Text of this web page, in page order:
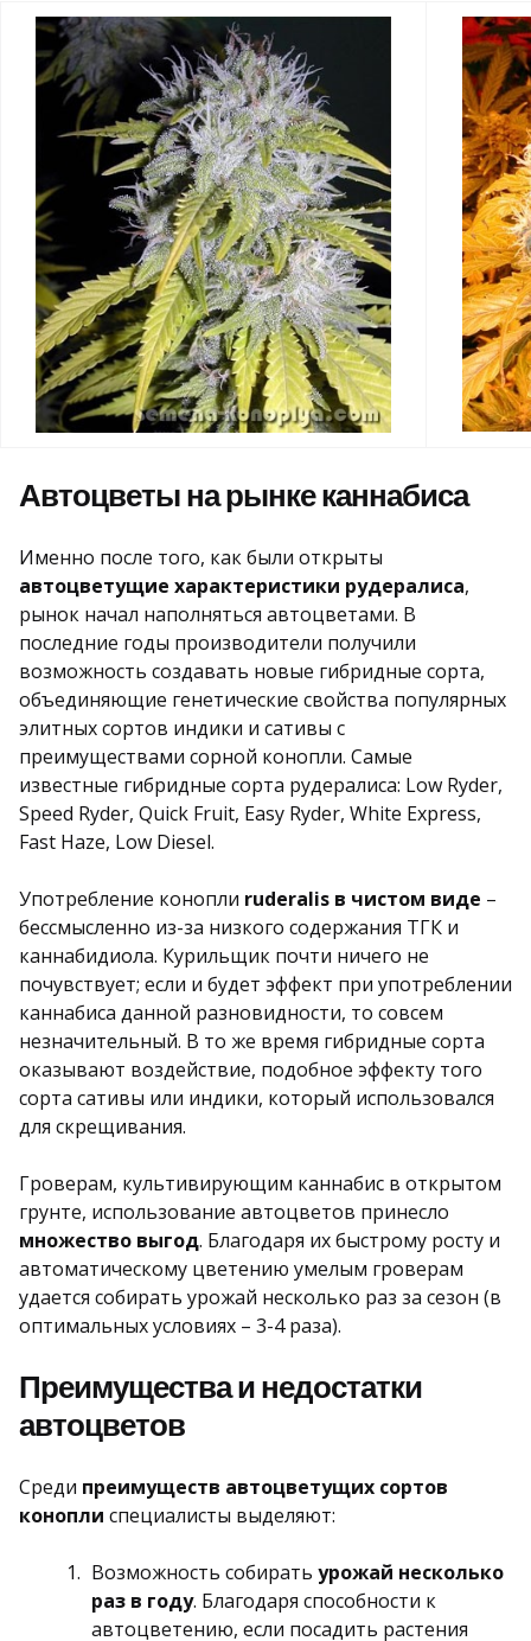
Автоцветы на рынке каннабиса
Именно после того, как были открыты
автоцветущие характеристики рудералиса,
рынок начал наполняться автоцветами. В
последние годы производители получили
возможность создавать новые гибридные сорта,
объединяющие генетические свойства популярных
элитных сортов индики и сативы с
преимуществами сорной конопли. Самые
известные гибридные сорта рудералиса: Low Ryder,
Speed Ryder, Quick Fruit, Easy Ryder, White Express,
Fast Haze, Low Diesel.
Употребление конопли ruderalis в чистом виде –
бессмысленно из-за низкого содержания ТГК и
каннабидиола. Курильщик почти ничего не
почувствует; если и будет эффект при употреблении
каннабиса данной разновидности, то совсем
незначительный. В то же время гибридные сорта
оказывают воздействие, подобное эффекту того
сорта сативы или индики, который использовался
для скрещивания.
Гроверам, культивирующим каннабис в открытом
грунте, использование автоцветов принесло
множество выгод. Благодаря их быстрому росту и
автоматическому цветению умелым гроверам
удается собирать урожай несколько раз за сезон (в
оптимальных условиях – 3-4 раза).
Преимущества и недостатки
автоцветов
Среди преимуществ автоцветущих сортов
конопли специалисты выделяют:
Возможность собирать урожай несколько
раз в году. Благодаря способности к
автоцветению, если посадить растения